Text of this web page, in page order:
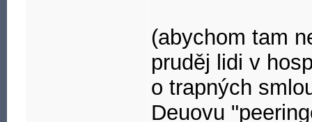
(abychom tam
pruděj lidi v
o trapných
Deuovu